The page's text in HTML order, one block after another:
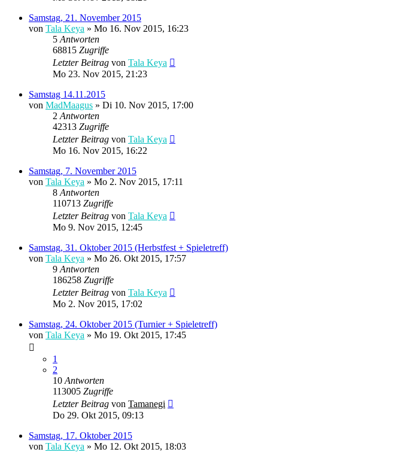
Samstag, 21. November 2015
von Tala Keya » Mo 16. Nov 2015, 16:23
5 Antworten
68815 Zugriffe
Letzter Beitrag von Tala Keya
Mo 23. Nov 2015, 21:23
Samstag 14.11.2015
von MadMaagus » Di 10. Nov 2015, 17:00
2 Antworten
42313 Zugriffe
Letzter Beitrag von Tala Keya
Mo 16. Nov 2015, 16:22
Samstag, 7. November 2015
von Tala Keya » Mo 2. Nov 2015, 17:11
8 Antworten
110713 Zugriffe
Letzter Beitrag von Tala Keya
Mo 9. Nov 2015, 12:45
Samstag, 31. Oktober 2015 (Herbstfest + Spieletreff)
von Tala Keya » Mo 26. Okt 2015, 17:57
9 Antworten
186258 Zugriffe
Letzter Beitrag von Tala Keya
Mo 2. Nov 2015, 17:02
Samstag, 24. Oktober 2015 (Turnier + Spieletreff)
von Tala Keya » Mo 19. Okt 2015, 17:45
1
2
10 Antworten
113005 Zugriffe
Letzter Beitrag von Tamanegi
Do 29. Okt 2015, 09:13
Samstag, 17. Oktober 2015
von Tala Keya » Mo 12. Okt 2015, 18:03